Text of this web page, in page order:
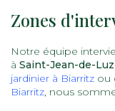
Zones
Notre équipe
à Saint-Jean-de-Luz
jardinier à Biarritz ou
Biarritz, nous